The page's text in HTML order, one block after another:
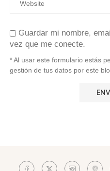
Guardar mi nombre,
vez que me conecte.
* Al usar este formulario estás
gestión de tus datos por este